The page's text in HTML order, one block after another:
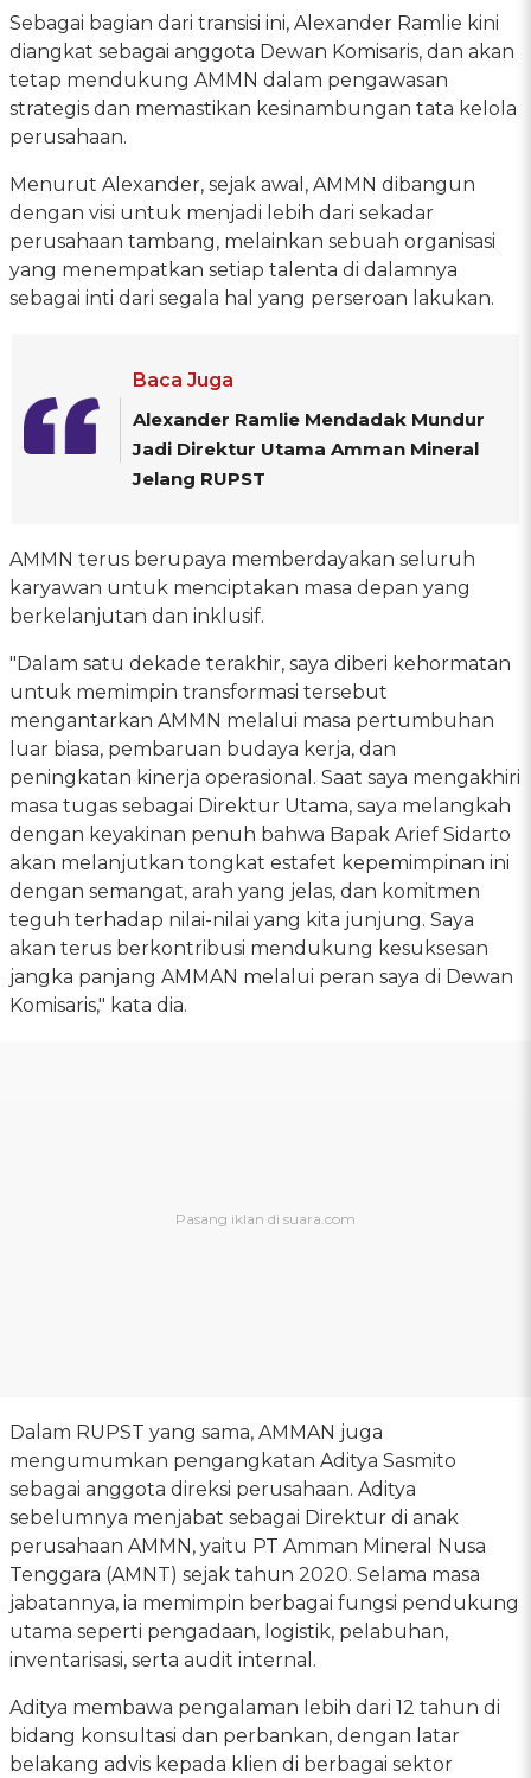
Sebagai bagian dari transisi ini, Alexander Ramlie kini
diangkat sebagai anggota Dewan Komisaris, dan akan
tetap mendukung AMMN dalam pengawasan
strategis dan memastikan kesinambungan tata kelola
perusahaan.
Menurut Alexander, sejak awal, AMMN dibangun
dengan visi untuk menjadi lebih dari sekadar
perusahaan tambang, melainkan sebuah organisasi
yang menempatkan setiap talenta di dalamnya
sebagai inti dari segala hal yang perseroan lakukan.
Baca Juga
Alexander Ramlie Mendadak Mundur
Jadi Direktur Utama Amman Mineral
Jelang RUPST
AMMN terus berupaya memberdayakan seluruh
karyawan untuk menciptakan masa depan yang
berkelanjutan dan inklusif.
"Dalam satu dekade terakhir, saya diberi kehormatan
untuk memimpin transformasi tersebut
mengantarkan AMMN melalui masa pertumbuhan
luar biasa, pembaruan budaya kerja, dan
peningkatan kinerja operasional. Saat saya mengakhiri
masa tugas sebagai Direktur Utama, saya melangkah
dengan keyakinan penuh bahwa Bapak Arief Sidarto
akan melanjutkan tongkat estafet kepemimpinan ini
dengan semangat, arah yang jelas, dan komitmen
teguh terhadap nilai-nilai yang kita junjung. Saya
akan terus berkontribusi mendukung kesuksesan
jangka panjang AMMAN melalui peran saya di Dewan
Komisaris," kata dia.
Dalam RUPST yang sama, AMMAN juga
mengumumkan pengangkatan Aditya Sasmito
sebagai anggota direksi perusahaan. Aditya
sebelumnya menjabat sebagai Direktur di anak
perusahaan AMMN, yaitu PT Amman Mineral Nusa
Tenggara (AMNT) sejak tahun 2020. Selama masa
jabatannya, ia memimpin berbagai fungsi pendukung
utama seperti pengadaan, logistik, pelabuhan,
inventarisasi, serta audit internal.
Aditya membawa pengalaman lebih dari 12 tahun di
bidang konsultasi dan perbankan, dengan latar
belakang advis kepada klien di berbagai sektor